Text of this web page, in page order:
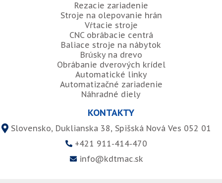
Rezacie zariadenie
Stroje na olepovanie hrán
Vŕtacie stroje
CNC obrábacie centrá
Baliace stroje na nábytok
Brúsky na drevo
Obrábanie dverových krídel
Automatické linky
Automatizačné zariadenie
Náhradné diely
KONTAKTY
Slovensko, Duklianska 38, Spišská Nová Ves 052 01
+421 911-414-470
info@kdtmac.sk